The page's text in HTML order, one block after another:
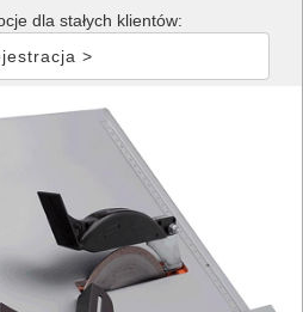
dla stałych klientów:
>